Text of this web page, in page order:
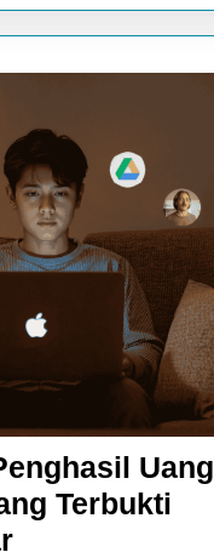
Uang
Terbukti
Aplikasi